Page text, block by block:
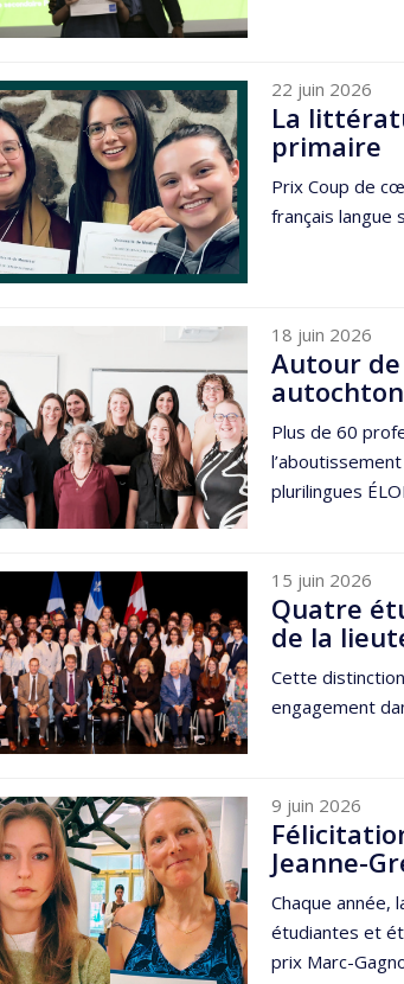
22 juin 2026
La
primaire
Prix Coup de
français langue
18 juin 2026
Autour
Plus de 60
plurilingues
15 juin 2026
Quatre
de la
Cette
engagement
9 juin 2026
Jeanne-
Chaque année,
étudiantes et
prix Marc-